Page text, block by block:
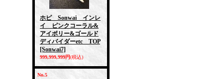
ホピ Sonwai インレ
イ ピンクコーラル&
アイボリー&ゴールド
ディバイダーetc TOP
[Sonwai7]
999,999,999円(税込)
No.5